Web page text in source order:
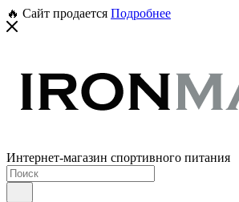
🔥 Сайт продается Подробнее
Интернет-магазин спортивного питания